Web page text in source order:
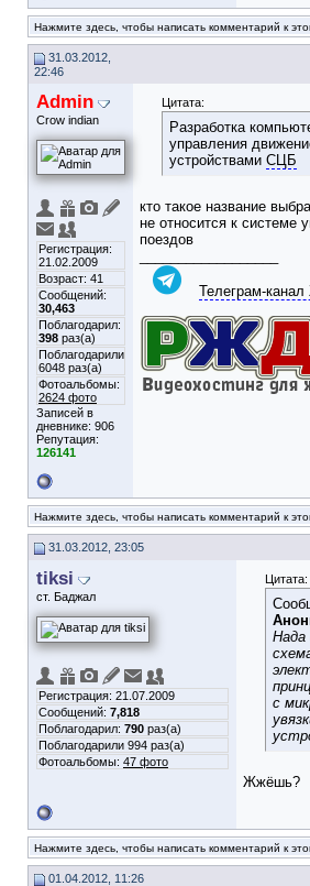
Нажмите здесь, чтобы написать комментарий к
31.03.2012,
22:46
Admin
Crow indian
Регистрация:
21.02.2009
Возраст: 41
Сообщений:
30,463
Поблагодарил:
398 раз(а)
Поблагодарили
6048 раз(а)
Фотоальбомы:
2624 фото
Записей в
дневнике: 906
Репутация:
126141
Цитата:
Разработка
управления
устройствами СЦБ
кто такое название
не относится к системе
поездов
Телеграм-
Нажмите здесь, чтобы написать комментарий к
31.03.2012, 23:05
tiksi
ст. Баджал
Регистрация: 21.07.2009
Сообщений: 7,818
Поблагодарил: 790 раз(а)
Поблагодарили 994 раз(а)
Фотоальбомы: 47 фото
Цитата:
Нада
с
Жжёшь?
Нажмите здесь, чтобы написать комментарий к
01.04.2012, 11:26